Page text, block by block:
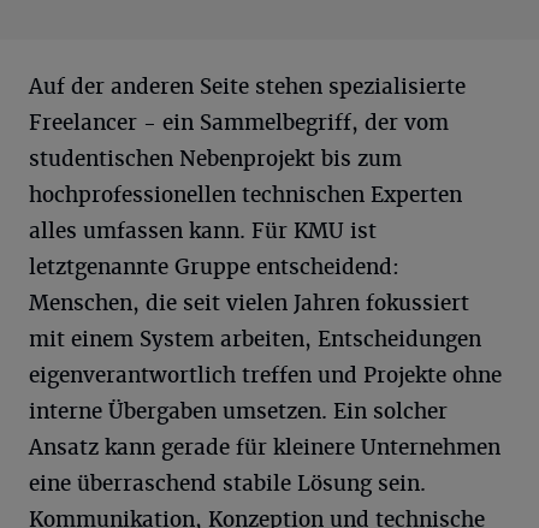
Auf der anderen Seite stehen spezialisierte
Freelancer - ein Sammelbegriff, der vom
studentischen Nebenprojekt bis zum
hochprofessionellen technischen Experten
alles umfassen kann. Für KMU ist
letztgenannte Gruppe entscheidend:
Menschen, die seit vielen Jahren fokussiert
mit einem System arbeiten, Entscheidungen
eigenverantwortlich treffen und Projekte ohne
interne Übergaben umsetzen. Ein solcher
Ansatz kann gerade für kleinere Unternehmen
eine überraschend stabile Lösung sein.
Kommunikation, Konzeption und technische